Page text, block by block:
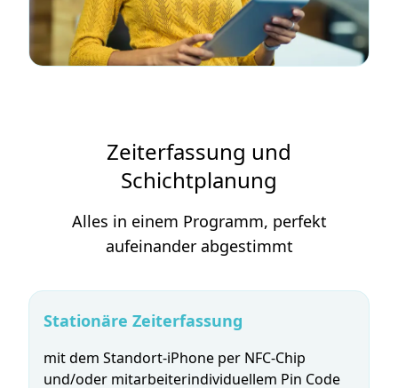
Zeiterfassung und
Schichtplanung
Alles in einem Programm, perfekt
aufeinander abgestimmt
Stationäre Zeiterfassung
mit dem Standort-iPhone per NFC-Chip
und/oder mitarbeiter­individuellem Pin Code